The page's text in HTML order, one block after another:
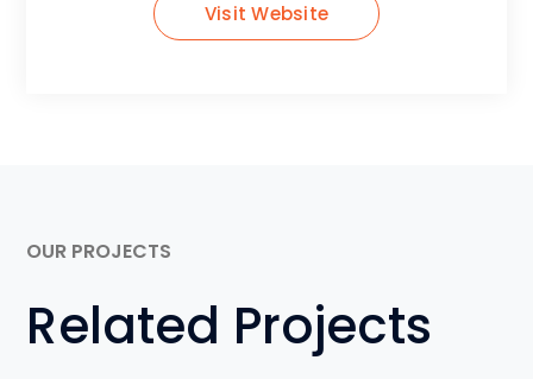
Visit Website
OUR PROJECTS
Related Projects